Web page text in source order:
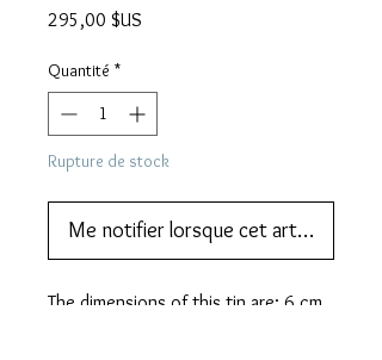
295,00 $US
Quantité *
Rupture de stock
Me notifier lorsque cet article est
The dimensions of this tin are: 6 cm